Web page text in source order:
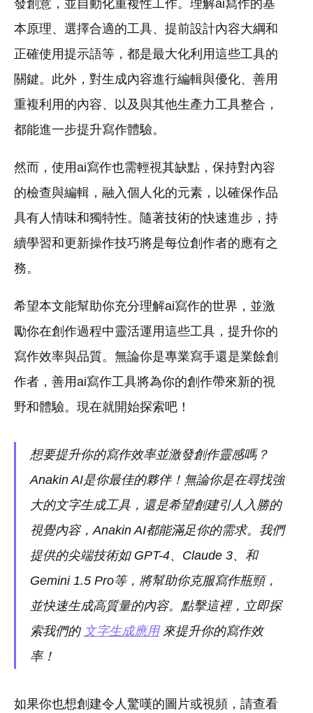
發創意，並自動化重複性工作。理解ai寫作的基
本原理、選擇合適的工具、提前設計內容大綱和
正確使用提示語等，都是最大化利用這些工具的
關鍵。此外，對生成內容進行編輯與優化、善用
重複利用的內容、以及與其他生產力工具整合，
都能進一步提升寫作體驗。
然而，使用ai寫作也需輕視其缺點，保持對內容
的檢查與編輯，融入個人化的元素，以確保作品
具有人情味和獨特性。隨著技術的快速進步，持
續學習和更新操作技巧將是每位創作者的應有之
務。
希望本文能幫助你充分理解ai寫作的世界，並激
勵你在創作過程中靈活運用這些工具，提升你的
寫作效率與品質。無論你是專業寫手還是業餘創
作者，善用ai寫作工具將為你的創作帶來新的視
野和體驗。現在就開始探索吧！
想要提升你的寫作效率並激發創作靈感嗎？
Anakin AI是你最佳的夥伴！無論你是在尋找強
大的文字生成工具，還是希望創建引人入勝的
視覺內容，Anakin AI都能滿足你的需求。我們
提供的尖端技術如 GPT-4、Claude 3、和
Gemini 1.5 Pro等，將幫助你克服寫作瓶頸，
並快速生成高質量的內容。點擊這裡，立即探
索我們的 文字生成應用來提升你的寫作效
率！
如果你也想創建令人驚嘆的圖片或視頻，請查看